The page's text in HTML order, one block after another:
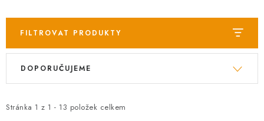
DOPRAVA PO OSTRAVĚ, HLUČÍNĚ A OKOLÍ
Kontakt Možnosti dopravy
Obchodní podmínky
Zásady zpracování osobních údajů
Věrnostní slevy
FILTROVAT PRODUKTY
V
i
Stránka 1 z 1 - 13 položek celkem
Ř
e
DOPORUČUJEME